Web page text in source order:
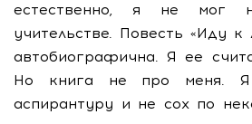
естественно, я не мог
учительстве. Повесть «Иду
автобиографична. Я ее
Но книга не про меня.
аспирантуру и не сох по